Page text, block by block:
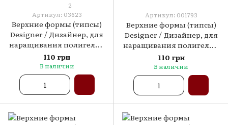
2
Артикул: 03623
Верхние формы (типсы)
Designer / Дизайнер, для
наращивания полигелем
/ акригелем, 120 шт./уп.
Almond form
110 грн
В наличии
Артикул: 001793
Верхние формы (типсы)
Designer / Дизайнер, для
наращивания полигелем
/ акригелем, 120 шт./уп.
Pipe form
110 грн
В наличии